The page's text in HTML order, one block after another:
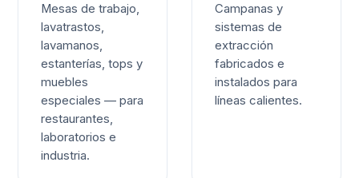
Mesas de trabajo,
lavatrastos,
lavamanos,
estanterías, tops y
muebles
especiales — para
restaurantes,
laboratorios e
industria.
Campanas y
sistemas de
extracción
fabricados e
instalados para
líneas calientes.